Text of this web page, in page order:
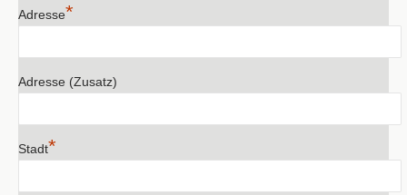
Adresse*
Adresse (Zusatz)
Stadt*